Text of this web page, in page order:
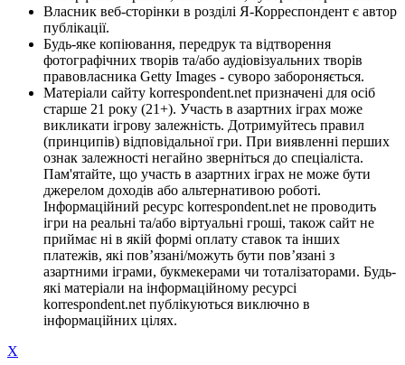
Власник веб-сторінки в розділі Я-Корреспондент є автор
публікації.
Будь-яке копіювання, передрук та відтворення
фотографічних творів та/або аудіовізуальних творів
правовласника Getty Images - суворо забороняється.
Матеріали сайту korrespondent.net призначені для осіб
старше 21 року (21+). Участь в азартних іграх може
викликати ігрову залежність. Дотримуйтесь правил
(принципів) відповідальної гри. При виявленні перших
ознак залежності негайно зверніться до спеціаліста.
Пам'ятайте, що участь в азартних іграх не може бути
джерелом доходів або альтернативою роботі.
Інформаційний ресурс korrespondent.net не проводить
ігри на реальні та/або віртуальні гроші, також сайт не
приймає ні в якій формі оплату ставок та інших
платежів, які пов’язані/можуть бути пов’язані з
азартними іграми, букмекерами чи тоталізаторами. Будь-
які матеріали на інформаційному ресурсі
korrespondent.net публікуються виключно в
інформаційних цілях.
X